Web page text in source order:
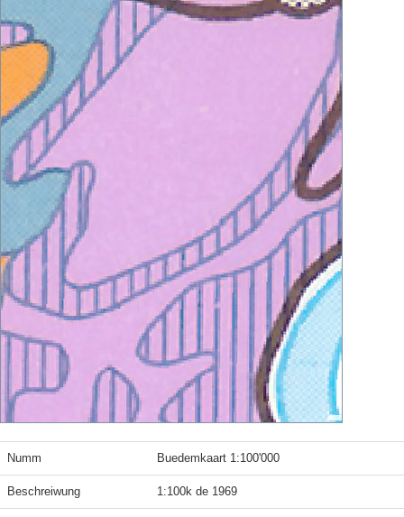
Numm Buedemkaart 1:100'000
Beschreiwung 1:100k de 1969